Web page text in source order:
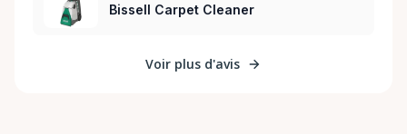
Bissell Carpet Cleaner
Voir plus d'avis